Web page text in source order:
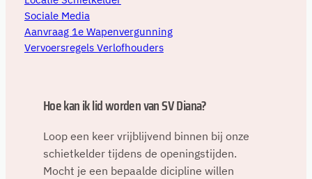
Sociale Media
Aanvraag 1e Wapenvergunning
Vervoersregels Verlofhouders
Hoe kan ik lid worden van SV Diana?
Loop een keer vrijblijvend binnen bij onze
schietkelder tijdens de openingstijden.
Mocht je een bepaalde dicipline willen